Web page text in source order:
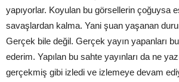
yapıyorlar. Koyulan bu görsellerin çoğuysa
savaşlardan kalma. Yani şuan yaşanan
Gerçek bile değil. Gerçek yayın yapanları
ederim. Yapılan bu sahte yayınları da ne
gerçekmiş gibi izledi ve izlemeye devam